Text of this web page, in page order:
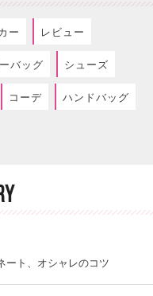
ー レビュー
バッグ シューズ
コーデ ハンドバッグ
ート、オシャレのコツ